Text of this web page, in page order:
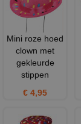
Mini roze hoed
clown met
gekleurde
stippen
€ 4,95